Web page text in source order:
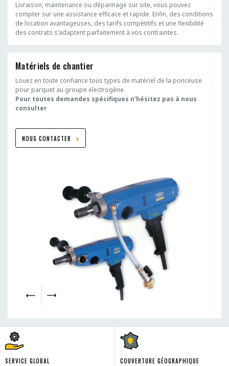
Livraison, maintenance ou dépannage sur site, vous pouvez
compter sur une assistance efficace et rapide. Enfin, des conditions
de location avantageuses, des tarifs compétitifs et une flexibilité
des contrats s’adaptent parfaitement à vos contraintes.
Matériels de chantier
Louez en toute confiance tous types de matériel de la ponceuse
pour parquet au groupe électrogène.
Pour toutes demandes spécifiques n'hésitez pas à nous
consulter
NOUS CONTACTER
SERVICE GLOBAL COUVERTURE GÉOGRAPHIQUE